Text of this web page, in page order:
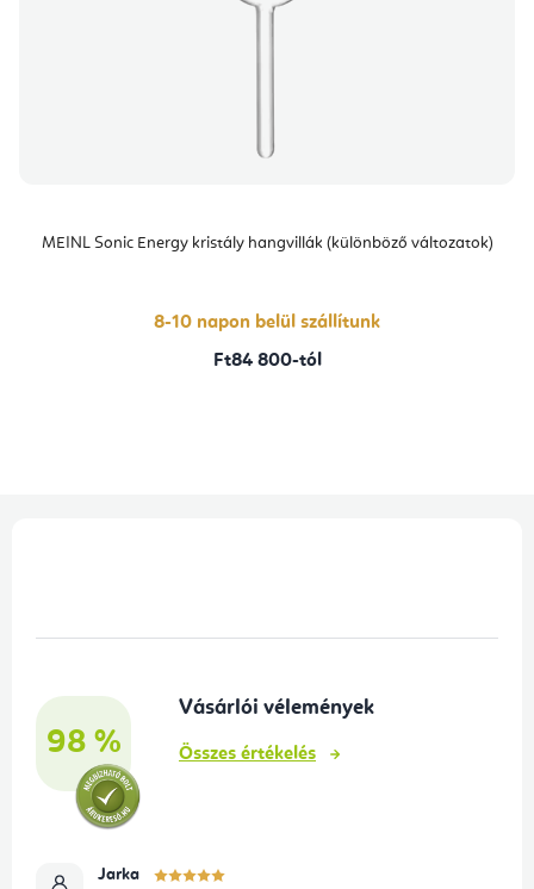
MEINL Sonic Energy kristály hangvillák (különböző változatok)
8-10 napon belül szállítunk
Ft84 800-tól
98 %
Vásárlói vélemények
Összes értékelés
Jarka